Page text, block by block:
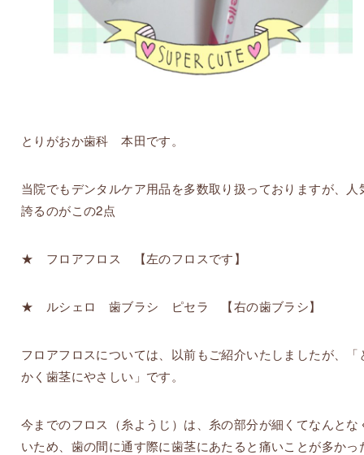
とりがおか歯科 本田です。
当院でもデンタルケア用品を多数取り扱っておりますが、人
誇るのがこの2点
★ フロアフロス 【左のフロスです】
★ ルシェロ 歯ブラシ ピセラ 【右の歯ブラシ】
フロアフロスについては、以前もご紹介いたしましたが、「
かく歯茎にやさしい」です。
今までのフロス（糸ようじ）は、糸の部分が細くてなんとな
いため、歯の間に通す際に歯茎にあたると痛いことが多かっ